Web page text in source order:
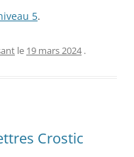
5.
le 19 mars 2024 .
Crostic